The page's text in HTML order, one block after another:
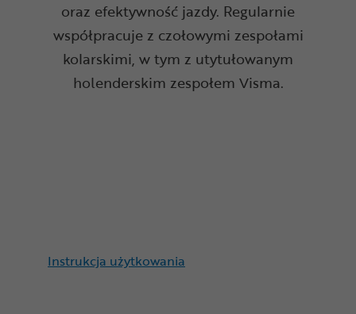
oraz efektywność jazdy. Regularnie
współpracuje z czołowymi zespołami
kolarskimi, w tym z utytułowanym
holenderskim zespołem Visma.
Instrukcja użytkowania